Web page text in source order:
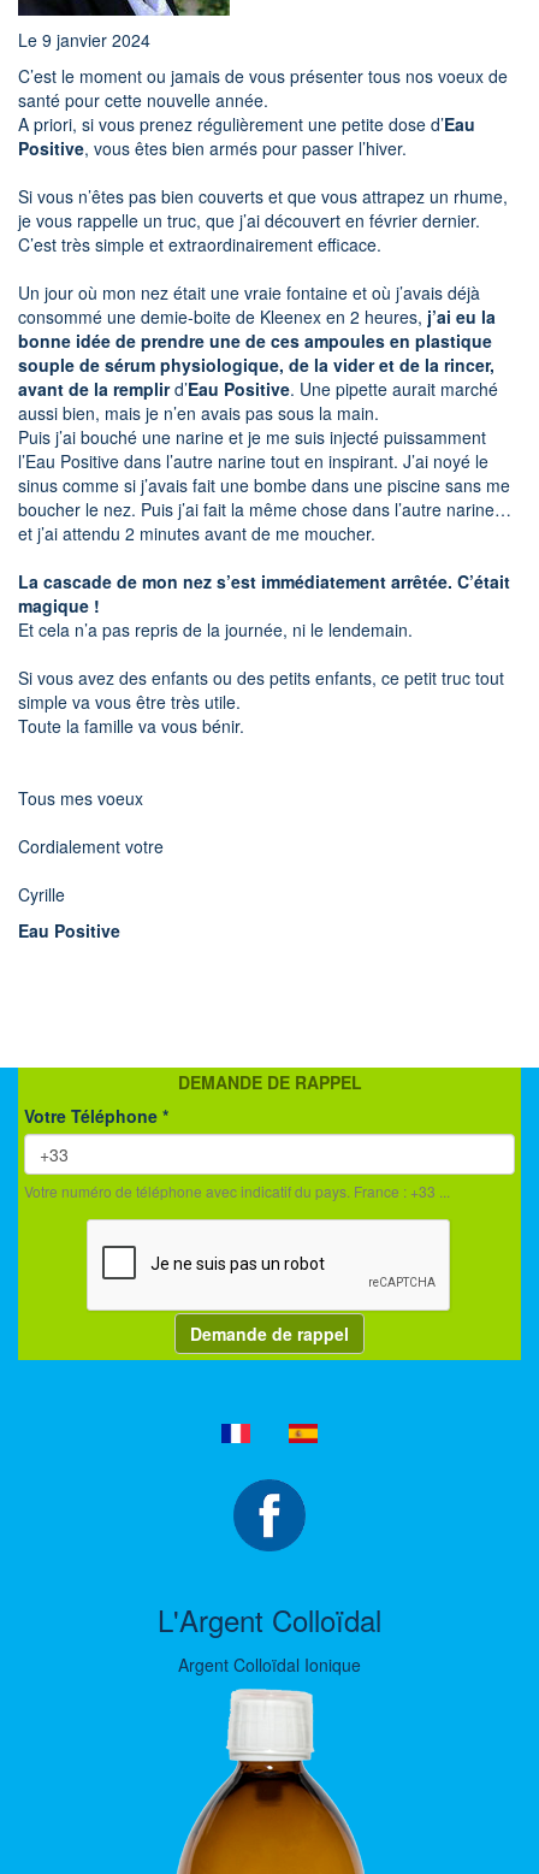
Le 9 janvier 2024
C’est le moment ou jamais de vous présenter tous nos voeux de
santé pour cette nouvelle année.
A priori, si vous prenez régulièrement une petite dose d’Eau
Positive, vous êtes bien armés pour passer l’hiver.
Si vous n’êtes pas bien couverts et que vous attrapez un rhume,
je vous rappelle un truc, que j’ai découvert en février dernier.
C’est très simple et extraordinairement efficace.
Un jour où mon nez était une vraie fontaine et où j’avais déjà
consommé une demie-boite de Kleenex en 2 heures, j’ai eu la
bonne idée de prendre une de ces ampoules en plastique
souple de sérum physiologique, de la vider et de la rincer,
avant de la remplird’Eau Positive. Une pipette aurait marché
aussi bien, mais je n’en avais pas sous la main.
Puis j’ai bouché une narine et je me suis injecté puissamment
l’Eau Positive dans l’autre narine tout en inspirant. J’ai noyé le
sinus comme si j’avais fait une bombe dans une piscine sans me
boucher le nez. Puis j’ai fait la même chose dans l’autre narine…
et j’ai attendu 2 minutes avant de me moucher.
La cascade de mon nez s’est immédiatement arrêtée. C’était
magique !
Et cela n’a pas repris de la journée, ni le lendemain.
Si vous avez des enfants ou des petits enfants, ce petit truc tout
simple va vous être très utile.
Toute la famille va vous bénir.
Tous mes voeux
Cordialement votre
Cyrille
Eau Positive
DEMANDE DE RAPPEL
Votre Téléphone *
Votre numéro de téléphone avec indicatif du pays. France : +33 ...
Demande de rappel
L'Argent Colloïdal
Argent Colloïdal Ionique